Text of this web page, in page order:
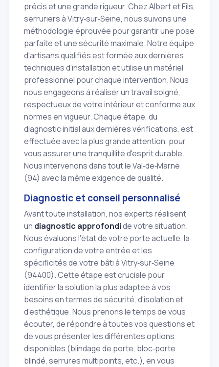
précis et une grande rigueur. Chez Albert et Fils,
serruriers à Vitry‑sur‑Seine, nous suivons une
méthodologie éprouvée pour garantir une pose
parfaite et une sécurité maximale. Notre équipe
d'artisans qualifiés est formée aux dernières
techniques d'installation et utilise un matériel
professionnel pour chaque intervention. Nous
nous engageons à réaliser un travail soigné,
respectueux de votre intérieur et conforme aux
normes en vigueur. Chaque étape, du
diagnostic initial aux dernières vérifications, est
effectuée avec la plus grande attention, pour
vous assurer une tranquillité d'esprit durable.
Nous intervenons dans tout le Val‑de‑Marne
(94) avec la même exigence de qualité.
Diagnostic et conseil personnalisé
Avant toute installation, nos experts réalisent
un diagnostic approfondide votre situation.
Nous évaluons l'état de votre porte actuelle, la
configuration de votre entrée et les
spécificités de votre bâti à Vitry‑sur‑Seine
(94400). Cette étape est cruciale pour
identifier la solution la plus adaptée à vos
besoins en termes de sécurité, d'isolation et
d'esthétique. Nous prenons le temps de vous
écouter, de répondre à toutes vos questions et
de vous présenter les différentes options
disponibles (blindage de porte, bloc‑porte
blindé, serrures multipoints, etc.), en vous